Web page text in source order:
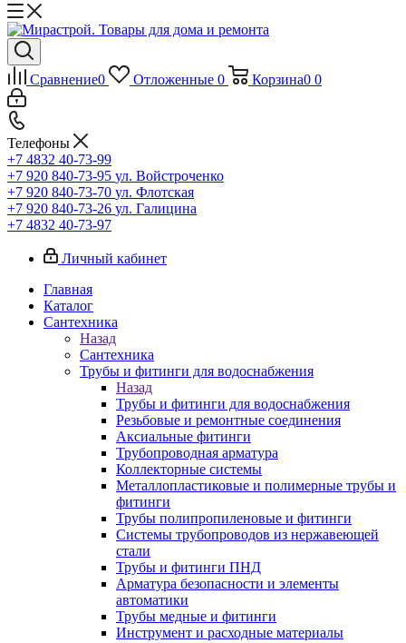
Сравнение0 Отложенные 0 Корзина0 0
Телефоны
+7 4832 40-73-99
+7 920 840-73-95 ул. Войстроченко
+7 920 840-73-70 ул. Флотская
+7 920 840-73-26 ул. Галицина
+7 4832 40-73-97
Личный кабинет
Главная
Каталог
Сантехника
Назад
Сантехника
Трубы и фитинги для водоснабжения
Назад
Трубы и фитинги для водоснабжения
Резьбовые и ремонтные соединения
Аксиальные фитинги
Трубопроводная арматура
Коллекторные системы
Металлопластиковые и полимерные трубы и
фитинги
Трубы полипропиленовые и фитинги
Системы трубопроводов из нержавеющей
стали
Трубы и фитинги ПНД
Арматура безопасности и элементы
автоматики
Трубы медные и фитинги
Инструмент и расходные материалы